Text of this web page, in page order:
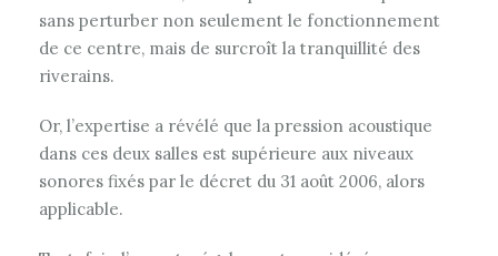
sans perturber non seulement le fonctionnement
de ce centre, mais de surcroît la tranquillité des
riverains.
Or, l’expertise a révélé que la pression acoustique
dans ces deux salles est supérieure aux niveaux
sonores fixés par le décret du 31 août 2006, alors
applicable.